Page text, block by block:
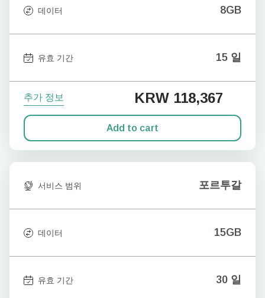
데이터 8GB
유효 기간 15 일
추가 정보 KRW 118,367
Add to cart
서비스 범위 포르투갈
데이터 15GB
유효 기간 30 일